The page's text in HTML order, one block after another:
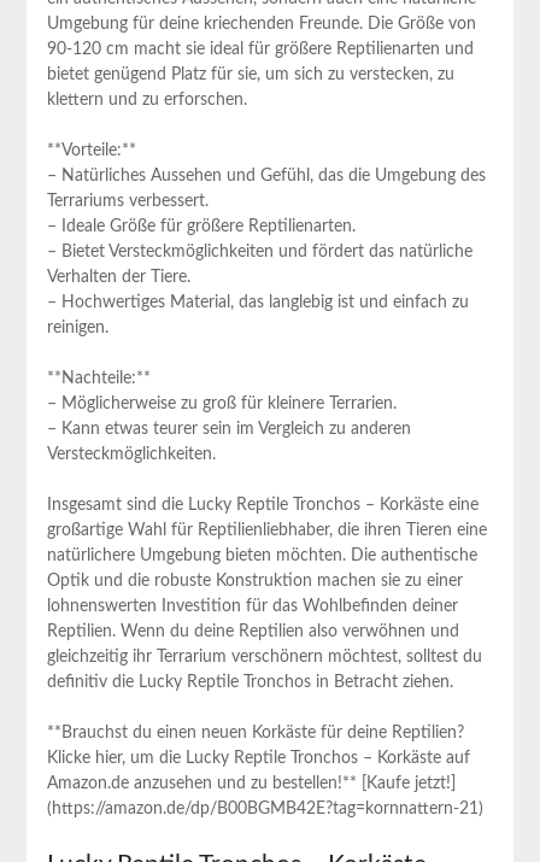
Umgebung für deine ⁢kriechenden‍ Freunde. Die Größe von
90-120 ⁣cm macht sie ideal für größere⁤ Reptilienarten und
bietet genügend Platz​ für ‌sie, um sich zu verstecken, zu
klettern und zu⁤ erforschen.
**Vorteile:**
– Natürliches Aussehen‌ und Gefühl, das die Umgebung des
Terrariums verbessert.
– Ideale Größe für größere ​Reptilienarten.
– Bietet Versteckmöglichkeiten und fördert⁣ das natürliche
Verhalten der Tiere.
– Hochwertiges Material, das langlebig ist und einfach zu
reinigen.
**Nachteile:**
– Möglicherweise zu groß für kleinere Terrarien.
– Kann etwas teurer ‌sein ⁣im Vergleich zu anderen
Versteckmöglichkeiten.
Insgesamt sind⁤ die Lucky Reptile Tronchos – ⁣Korkäste eine ​
großartige Wahl für Reptilienliebhaber, die ihren Tieren eine
natürlichere ⁤Umgebung bieten möchten. Die‍ authentische
Optik und die robuste ⁣Konstruktion machen sie zu einer
lohnenswerten Investition für das Wohlbefinden deiner
Reptilien. Wenn du deine Reptilien also verwöhnen und
gleichzeitig ihr Terrarium verschönern‌ möchtest, solltest du
definitiv die Lucky Reptile Tronchos ‌in Betracht ziehen.
**Brauchst du einen neuen Korkäste‍ für deine Reptilien?
Klicke hier, um die Lucky Reptile Tronchos – Korkäste auf
Amazon.de anzusehen und zu bestellen!** [Kaufe jetzt!]
(https://amazon.de/dp/B00BGMB42E?tag=kornnattern-21)